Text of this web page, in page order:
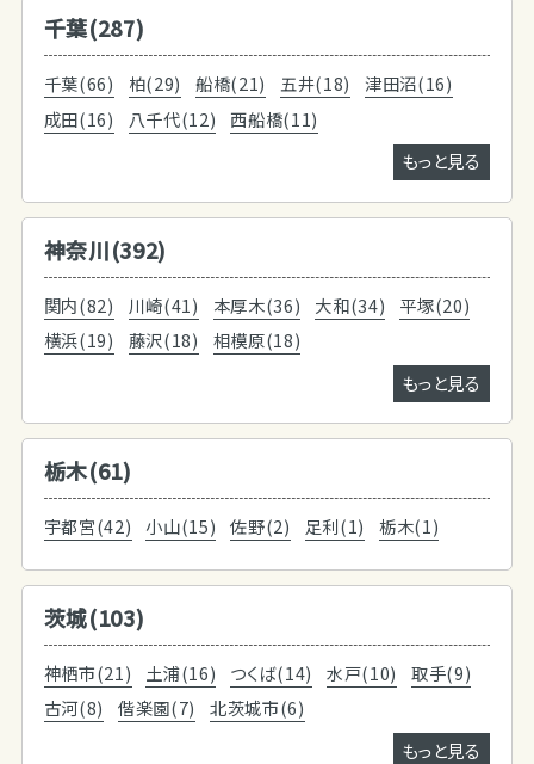
千葉(287)
千葉(66) 柏(29) 船橋(21) 五井(18)
津田沼(16)
成田(16)
八千代(12)
西船橋(11)
もっと見る
神奈川(392)
関内(82) 川崎(41) 本厚木(36) 大和(34)
平塚(20)
横浜(19)
藤沢(18)
相模原(18)
もっと見る
栃木(61)
宇都宮(42) 小山(15) 佐野(2) 足利(1) 栃木(1)
茨城(103)
神栖市(21) 土浦(16) つくば(14) 水戸(10)
取手(9)
古河(8)
偕楽園(7)
北茨城市(6)
もっと見る